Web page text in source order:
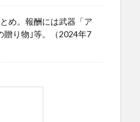
め。報酬には武器「ア
贈り物｣等。（2024年7